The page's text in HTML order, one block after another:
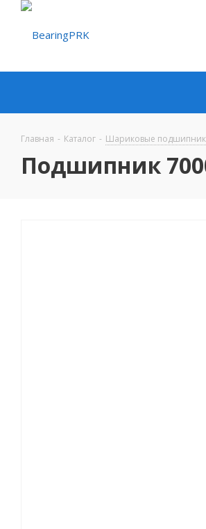
Главная - Каталог - Шариковые
Подшипник